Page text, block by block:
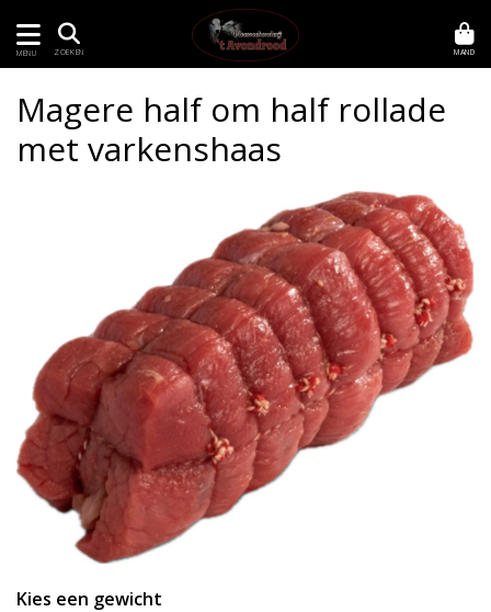
MENU ZOEKEN MAND
Magere half om half rollade
met varkenshaas
Kies een gewicht